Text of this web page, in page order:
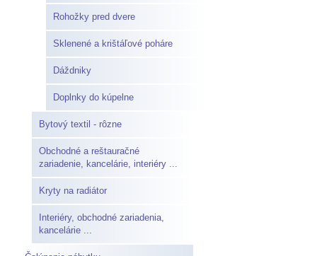
Rohožky pred dvere
Sklenené a krištáľové poháre
Dáždniky
Doplnky do kúpelne
Bytový textil - rôzne
Obchodné a reštauračné
zariadenie, kancelárie, interiéry ...
Kryty na radiátor
Interiéry, obchodné zariadenia,
kancelárie ...